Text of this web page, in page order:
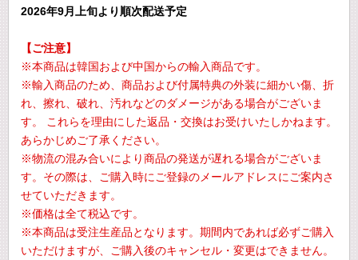
2026年9月上旬より順次配送予定
【ご注意】
※本商品は韓国および中国からの輸入商品です。
※輸入商品のため、商品および付属特典の外装に細かい傷、折
れ、擦れ、破れ、汚れなどのダメージがある場合がございま
す。 これらを理由にした返品・交換はお受けいたしかねます。
あらかじめご了承ください。
※物流の混み合いにより商品の発送が遅れる場合がございま
す。その際は、ご購入時にご登録のメールアドレスにご案内さ
せていただきます。
※価格は全て税込です。
※本商品は受注生産品となります。期間内であれば必ずご購入
いただけますが、ご購入後のキャンセル・変更はできません。